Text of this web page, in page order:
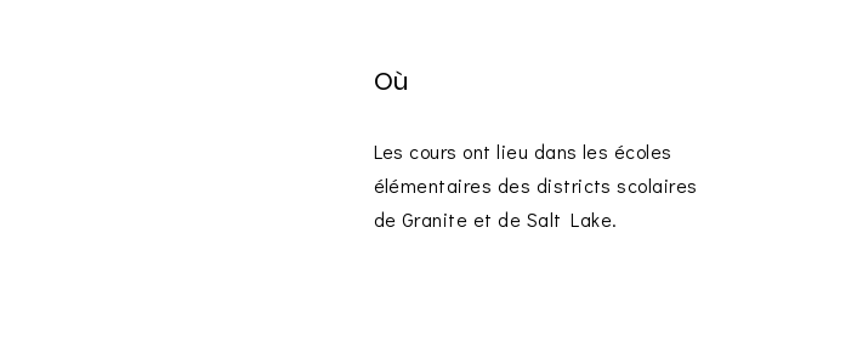
Où
Les cours ont lieu dans les écoles
élémentaires des districts scolaires
de Granite et de Salt Lake.